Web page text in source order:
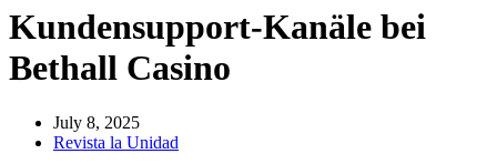
Kundensupport-Kanäle bei
Bethall Casino
July 8, 2025
Revista la Unidad